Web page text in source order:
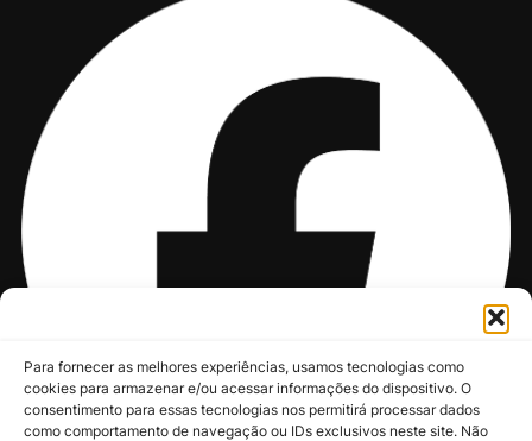
Para fornecer as melhores experiências, usamos tecnologias como
cookies para armazenar e/ou acessar informações do dispositivo. O
consentimento para essas tecnologias nos permitirá processar dados
como comportamento de navegação ou IDs exclusivos neste site. Não